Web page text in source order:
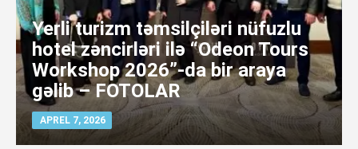
Yerli turizm təmsilçiləri nüfuzlu
hotel zəncirləri ilə “Odeon Tours
Workshop 2026”-da bir araya
gəlib – FOTOLAR
APREL 7, 2026